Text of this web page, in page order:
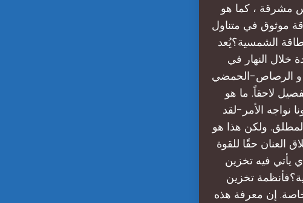
مشرقة ، كما هو
موثوق في متناول
الشمسية؟يُعد
خلال النهار في
و الرصاص-الحمضي
لاحقاً. ما هو
نواجه الأمر-لقد
ولكن هذا هو
العنان حقًا للقوة
يأتي فيه تخزين
تخزين
إن معرفة هذه